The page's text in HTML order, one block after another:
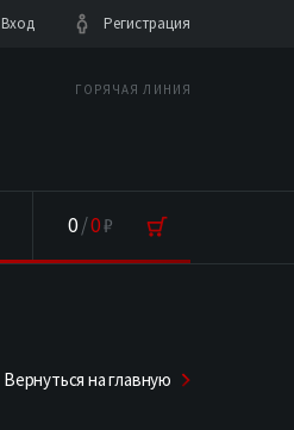
Вход Регистрация
ГОРЯЧАЯ ЛИНИЯ
0/0₽
Вернуться на главную